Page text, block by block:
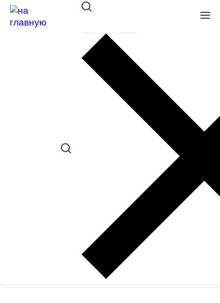
Оправа BALLET CLASSIC
в наличии (Больше 5 шт.) *наличие
товара в конкретном салоне
необходимо уточнять отдельно
Заказать примерку
Закажите понравившуюся модель
в ближайший салон “Оптик-Экспресс”.
*Доступно для Республики